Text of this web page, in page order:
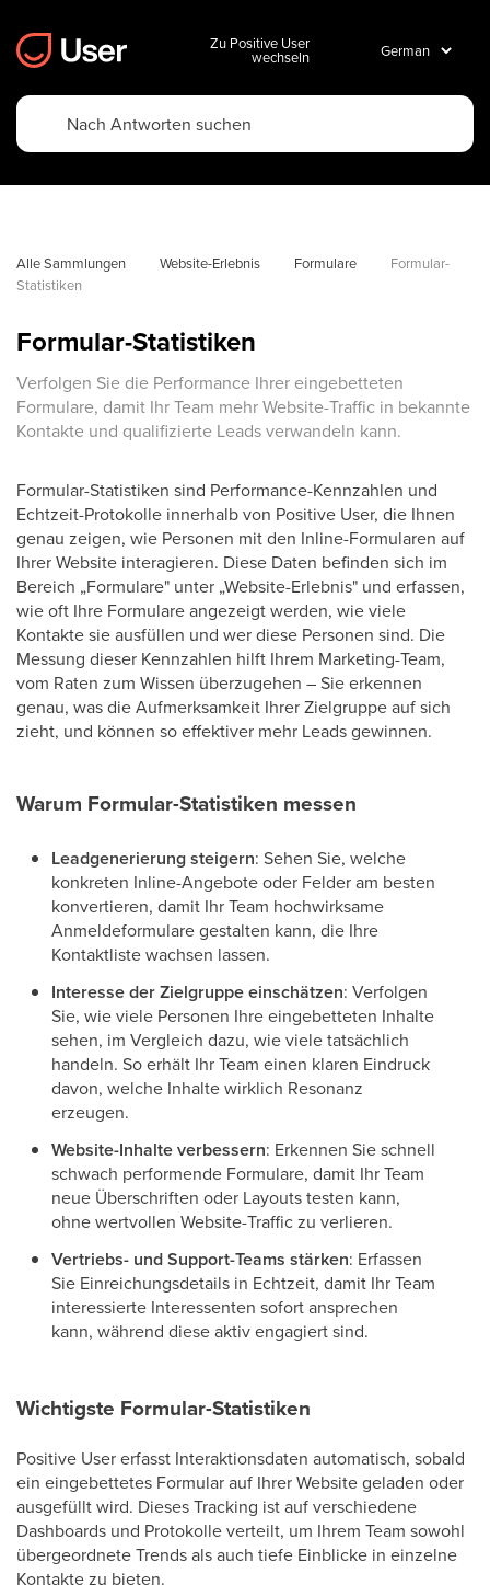
Zu Positive User
wechseln
Alle Sammlungen Website-Erlebnis Formulare
Formular-
Statistiken
Formular-Statistiken
Verfolgen Sie die Performance Ihrer eingebetteten
Formulare, damit Ihr Team mehr Website-Traffic in bekannte
Kontakte und qualifizierte Leads verwandeln kann.
Formular-Statistiken sind Performance-Kennzahlen und
Echtzeit-Protokolle innerhalb von Positive User, die Ihnen
genau zeigen, wie Personen mit den Inline-Formularen auf
Ihrer Website interagieren. Diese Daten befinden sich im
Bereich „Formulare" unter „Website-Erlebnis" und erfassen,
wie oft Ihre Formulare angezeigt werden, wie viele
Kontakte sie ausfüllen und wer diese Personen sind. Die
Messung dieser Kennzahlen hilft Ihrem Marketing-Team,
vom Raten zum Wissen überzugehen – Sie erkennen
genau, was die Aufmerksamkeit Ihrer Zielgruppe auf sich
zieht, und können so effektiver mehr Leads gewinnen.
Warum Formular-Statistiken messen
Leadgenerierung steigern: Sehen Sie, welche
konkreten Inline-Angebote oder Felder am besten
konvertieren, damit Ihr Team hochwirksame
Anmeldeformulare gestalten kann, die Ihre
Kontaktliste wachsen lassen.
Interesse der Zielgruppe einschätzen: Verfolgen
Sie, wie viele Personen Ihre eingebetteten Inhalte
sehen, im Vergleich dazu, wie viele tatsächlich
handeln. So erhält Ihr Team einen klaren Eindruck
davon, welche Inhalte wirklich Resonanz
erzeugen.
Website-Inhalte verbessern: Erkennen Sie schnell
schwach performende Formulare, damit Ihr Team
neue Überschriften oder Layouts testen kann,
ohne wertvollen Website-Traffic zu verlieren.
Vertriebs- und Support-Teams stärken: Erfassen
Sie Einreichungsdetails in Echtzeit, damit Ihr Team
interessierte Interessenten sofort ansprechen
kann, während diese aktiv engagiert sind.
Wichtigste Formular-Statistiken
Positive User erfasst Interaktionsdaten automatisch, sobald
ein eingebettetes Formular auf Ihrer Website geladen oder
ausgefüllt wird. Dieses Tracking ist auf verschiedene
Dashboards und Protokolle verteilt, um Ihrem Team sowohl
übergeordnete Trends als auch tiefe Einblicke in einzelne
Kontakte zu bieten.